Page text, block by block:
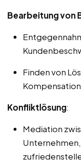
Bearbeitung von
Finden von
Konfliktlösung:
Mediation